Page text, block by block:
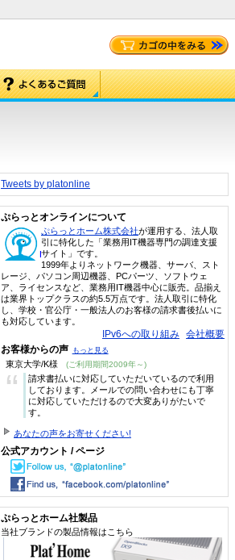
Tweets by platonline
ぷらっとオンラインについて
ぷらっとホーム株式会社が運用する、法人取
引に特化した「業務用IT機器専門の調達支援
サイト」です。
1999年よりネットワーク機器、サーバ、スト
レージ、パソコン周辺機器、PCパーツ、ソフトウェ
ア、ライセンスなど、業務用IT機器中心に販売。品揃え
は業界トップクラスの約5.5万点です。法人取引に特化
し、学校・官公庁・一般法人のお客様の請求書後払いに
も対応しています。
IPv6への取り組み 会社概要
お客様からの声 もっと見る
東京大学/K様 (ご利用期間2009年～)
“
請求書払いに対応していただいているので利用
しております。メールでの問い合わせにも丁寧
に対応していただけるので大変ありがたいで
す。
あなたの声をお寄せください!
公式アカウント / ページ
ぷらっとホーム社製品
当社ブランドの製品情報はこちら